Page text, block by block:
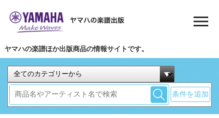
ヤマハの楽譜ほか出版商品の情報サイトです。
条件を追加